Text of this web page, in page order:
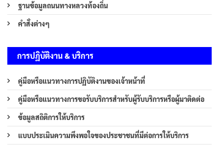
ฐานข้อมูลถนนทางหลวงท้องถิ่น
คำสั่งต่างๆ
การปฏิบัติงาน & บริการ
คู่มือหรือแนวทางการปฏิบัติงานของเจ้าหน้าที่
คู่มือหรือแนวทางการขอรับบริการสำหรับผู้รับบริการหรือผู้มาติดต่อ
ข้อมูลสถิติการให้บริการ
แบบประเมินความพึงพอใจของประชาชนที่มีต่อการให้บริการ